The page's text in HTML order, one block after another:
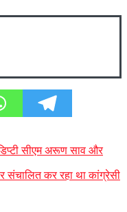
सीएम अरूण साव और
संचालित कर रहा था कांग्रेसी